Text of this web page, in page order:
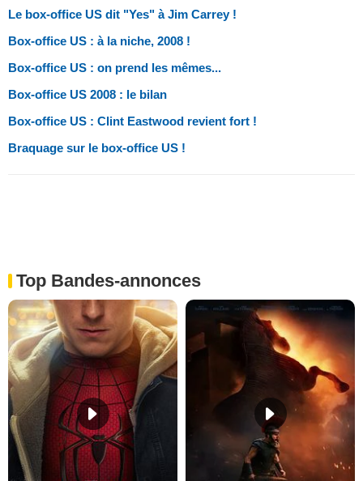
Le box-office US dit "Yes" à Jim Carrey !
Box-office US : à la niche, 2008 !
Box-office US : on prend les mêmes...
Box-office US 2008 : le bilan
Box-office US : Clint Eastwood revient fort !
Braquage sur le box-office US !
Top Bandes-annonces